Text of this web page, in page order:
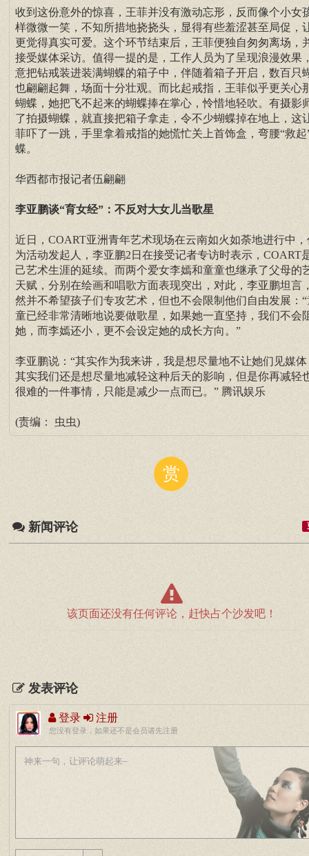
收到这份意外的惊喜，王菲并没有激动忘形，反而像个小女
样微微一笑，不知所措地挠挠头，显得有些羞涩甚至局促，
更觉得真实可爱。这个环节结束后，王菲便独自匆匆离场，
接受媒体采访。值得一提的是，工作人员为了呈现浪漫效果
意把钻戒装进装满蝴蝶的箱子中，伴随着箱子开启，数百只
也翩翩起舞，场面十分壮观。而比起戒指，王菲似乎更关心
蝴蝶，她把飞不起来的蝴蝶捧在掌心，怜惜地轻吹。有摄影
了拍摄蝴蝶，就直接把箱子拿走，令不少蝴蝶掉在地上，这
菲吓了一跳，手里拿着戒指的她慌忙关上首饰盒，弯腰“救起
蝶。
华西都市报记者伍翩翩
李亚鹏谈“育女经”：不反对大女儿当歌星
近日，COART亚洲青年艺术现场在云南如火如荼地进行中，
为活动发起人，李亚鹏2日在接受记者专访时表示，COART
己艺术生涯的延续。而两个爱女李嫣和童童也继承了父母的
天赋，分别在绘画和唱歌方面表现突出，对此，李亚鹏坦言
然并不希望孩子们专攻艺术，但也不会限制他们自由发展：“
童已经非常清晰地说要做歌星，如果她一直坚持，我们不会
她，而李嫣还小，更不会设定她的成长方向。”
李亚鹏说：“其实作为我来讲，我是想尽量地不让她们见媒体
其实我们还是想尽量地减轻这种后天的影响，但是你再减轻
很难的一件事情，只能是减少一点而已。” 腾讯娱乐
(责编： 虫虫)
赏
新闻评论
该页面还没有任何评论，赶快占个沙发吧！
发表评论
登录 注册
您没有登录，如果还不是会员请先注册